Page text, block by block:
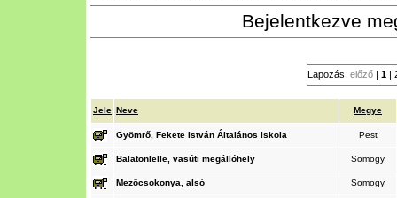
Bejelentkezve
Lapozás: előző | 1 |
Jele Neve Megye
Gyömrő, Fekete István Általános Iskola Pest
Balatonlelle, vasúti megállóhely Somogy
Mezőcsokonya, alsó Somogy